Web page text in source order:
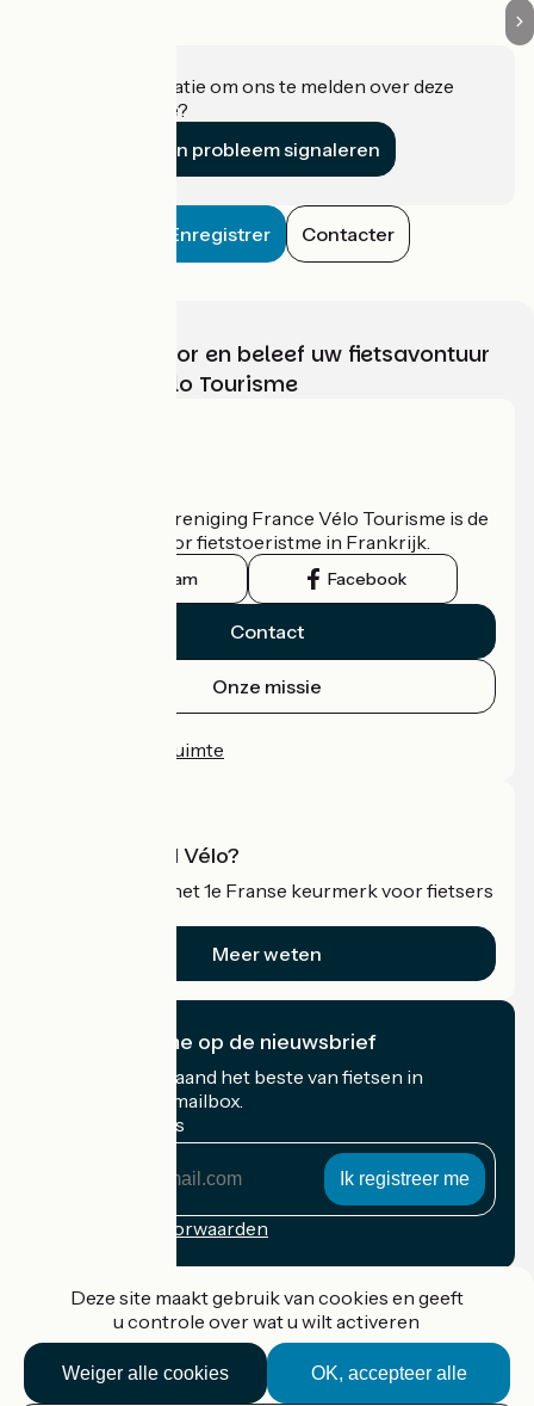
Heeft u informatie om ons te melden over deze
accommodatie?
Een probleem signaleren
Enregistrer Contacter
Kies, bereid voor en beleef uw fietsavontuur
met France Vélo Tourisme
De nationale vereniging France Vélo Tourisme is de
officiële gids voor fietstoeristme in Frankrijk.
Instagram Facebook
Contact
Onze missie
Professionele ruimte
Wat is Accueil Vélo?
Accueil Vélo is het 1e Franse keurmerk voor fietsers
Meer weten
Ik abonneer me op de nieuwsbrief
Ontvang elke maand het beste van fietsen in
Frankrijk in uw mailbox.
Mijn e-mailadres
Inschrijvingsvoorwaarden
Accueil Vélo Pro
Deze site maakt gebruik van cookies en geeft
u controle over wat u wilt activeren
OK, accepteer alle
Weiger alle cookies